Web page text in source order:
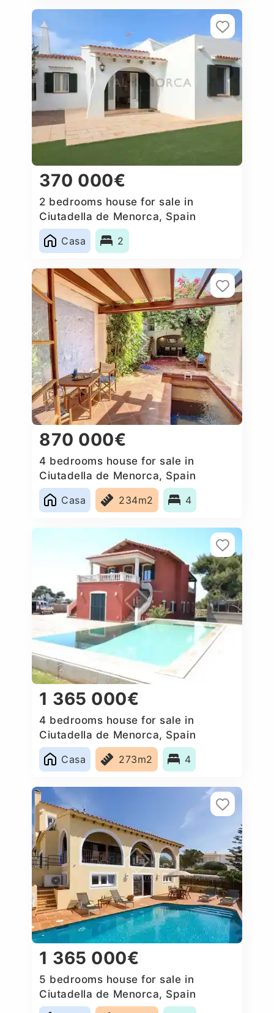
370 000€
2 bedrooms house for sale in
Ciutadella de Menorca, Spain
Casa
2
870 000€
4 bedrooms house for sale in
Ciutadella de Menorca, Spain
Casa
234m2 4
1 365 000€
4 bedrooms house for sale in
Ciutadella de Menorca, Spain
Casa
273m2 4
1 365 000€
5 bedrooms house for sale in
Ciutadella de Menorca, Spain